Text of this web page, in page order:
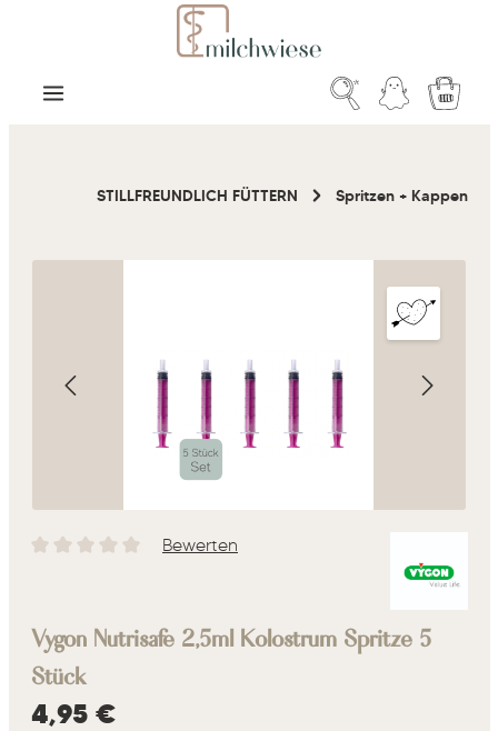
Zum Hauptinhalt springen
STILLFREUNDLICH FÜTTERN Spritzen + Kappen
Durchschnittliche Bewertung von 0 von 5 Sternen
Bewerten
Vygon Nutrisafe 2,5ml Kolostrum Spritze 5
Stück
Regulärer Preis:
4,95 €